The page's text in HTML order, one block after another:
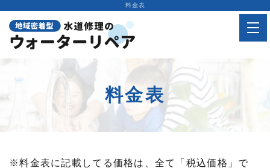
料金表
水道修理
水まわりリフォーム
料金表
施工実績
料金表
※料金表に記載してる価格は、全て「税込価格」で